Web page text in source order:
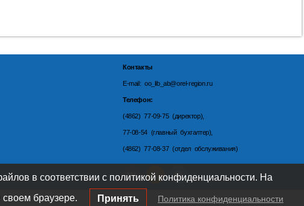
Контакты
E-mail: oo_lib_ab@orel-region.ru
Телефон:
(4862) 77-09-75 (директор),
77-08-54 (главный бухгалтер),
(4862) 77-08-37 (отдел обслуживания)
в соответствии с политикой конфиденциальности. На
браузере. Принять Политика конфиденциальности